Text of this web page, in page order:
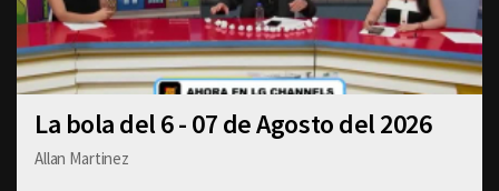
La bola del 6 - 07 de Agosto del 2026
Allan Martinez